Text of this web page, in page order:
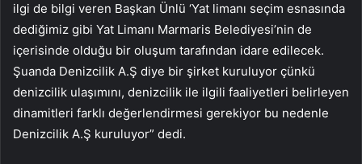
ilgi de bilgi veren Başkan Ünlü ‘Yat limanı seçim esnasında
dediğimiz gibi Yat Limanı Marmaris Belediyesi’nin de
içerisinde olduğu bir oluşum tarafından idare edilecek.
Şuanda Denizcilik A.Ş diye bir şirket kuruluyor çünkü
denizcilik ulaşımını, denizcilik ile ilgili faaliyetleri belirleyen
dinamitleri farklı değerlendirmesi gerekiyor bu nedenle
Denizcilik A.Ş kuruluyor” dedi.